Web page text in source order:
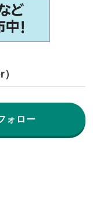
ォロー